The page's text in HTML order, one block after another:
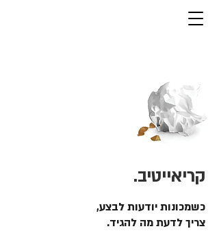
קריאייטיב.
כשמכונות יודעות לבצע,
צריך לדעת מה להגיד.